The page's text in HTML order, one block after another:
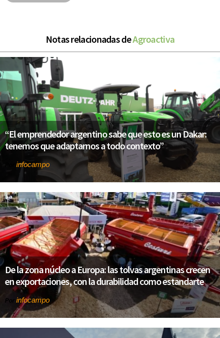
Notas relacionadas deAgroactiva
“El emprendedor argentino sabe que esto es un Dakar:
tenemos que adaptarnos a todo contexto”
infocampo
De la zona núcleo a Europa: las tolvas argentinas crecen
en exportaciones, con la durabilidad como estandarte
Por infocampo